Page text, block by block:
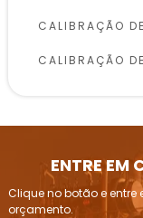
CALIBRAÇÃO
CALIBRAÇÃO
INSPEÇÃO DE
INSPEÇÃO E
ALÍVIO DE
ENTRE EM
Clique no botão e
orçamento.